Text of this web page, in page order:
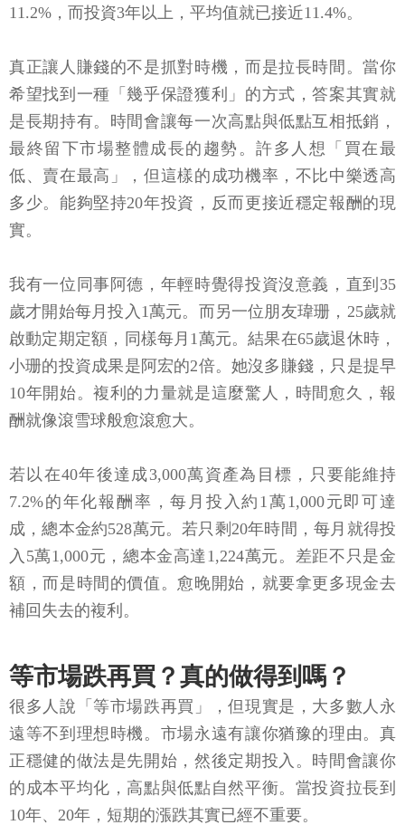
11.2%，而投資3年以上，平均值就已接近11.4%。
真正讓人賺錢的不是抓對時機，而是拉長時間。當你
希望找到一種「幾乎保證獲利」的方式，答案其實就
是長期持有。時間會讓每一次高點與低點互相抵銷，
最終留下市場整體成長的趨勢。許多人想「買在最
低、賣在最高」，但這樣的成功機率，不比中樂透高
多少。能夠堅持20年投資，反而更接近穩定報酬的現
實。
我有一位同事阿德，年輕時覺得投資沒意義，直到35
歲才開始每月投入1萬元。而另一位朋友瑋珊，25歲就
啟動定期定額，同樣每月1萬元。結果在65歲退休時，
小珊的投資成果是阿宏的2倍。她沒多賺錢，只是提早
10年開始。複利的力量就是這麼驚人，時間愈久，報
酬就像滾雪球般愈滾愈大。
若以在40年後達成3,000萬資產為目標，只要能維持
7.2%的年化報酬率，每月投入約1萬1,000元即可達
成，總本金約528萬元。若只剩20年時間，每月就得投
入5萬1,000元，總本金高達1,224萬元。差距不只是金
額，而是時間的價值。愈晚開始，就要拿更多現金去
補回失去的複利。
等市場跌再買？真的做得到嗎？
很多人說「等市場跌再買」，但現實是，大多數人永
遠等不到理想時機。市場永遠有讓你猶豫的理由。真
正穩健的做法是先開始，然後定期投入。時間會讓你
的成本平均化，高點與低點自然平衡。當投資拉長到
10年、20年，短期的漲跌其實已經不重要。